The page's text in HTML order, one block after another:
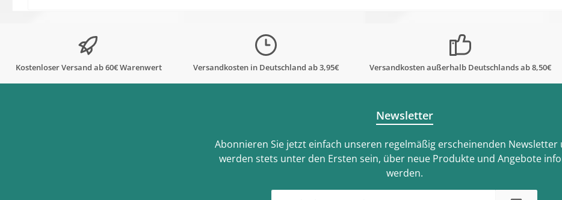
Kostenloser Versand ab 60€ Warenwert Versandkosten in Deutschland ab 3,95€ Versandkosten außerhalb Deutschlands ab 8,50€
Newsletter
Abonnieren Sie jetzt einfach unseren regelmäßig erscheinenden Newsletter
werden stets unter den Ersten sein, über neue Produkte und Angebote
werden.